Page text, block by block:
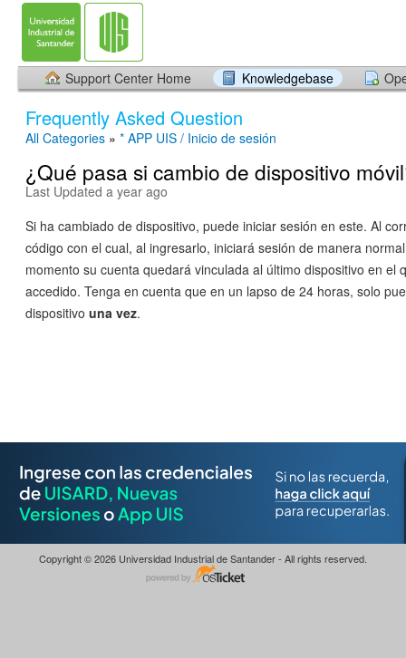
Support Center Home Knowledgebase
Frequently Asked Question
All Categories » * APP UIS / Inicio de sesión
¿Qué pasa si cambio de dispositivo
Last Updated a year ago
Si ha cambiado de dispositivo, puede iniciar sesión en este. Al
código con el cual, al ingresarlo, iniciará sesión de manera
momento su cuenta quedará vinculada al último dispositivo en el
accedido. Tenga en cuenta que en un lapso de 24 horas, solo
dispositivo una vez.
Copyright © 2026 Universidad Industrial de Santander - All rights reserved.